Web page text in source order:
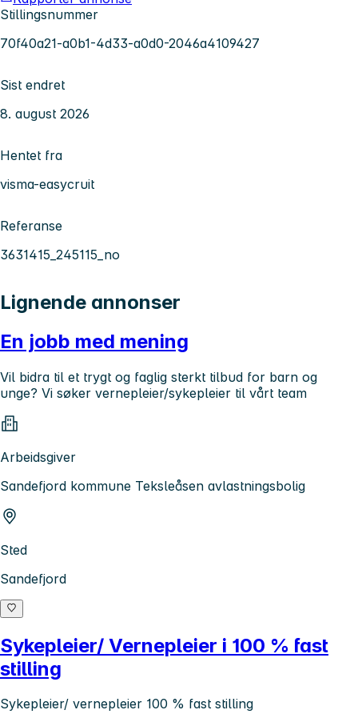
Stillingsnummer
70f40a21-a0b1-4d33-a0d0-2046a4109427
Sist endret
8. august 2026
Hentet fra
visma-easycruit
Referanse
3631415_245115_no
Lignende annonser
En jobb med mening
Vil bidra til et trygt og faglig sterkt tilbud for barn og
unge? Vi søker vernepleier/sykepleier til vårt team
Arbeidsgiver
Sandefjord kommune Teksleåsen avlastningsbolig
Sted
Sandefjord
Sykepleier/ Vernepleier i 100 % fast
stilling
Sykepleier/ vernepleier 100 % fast stilling